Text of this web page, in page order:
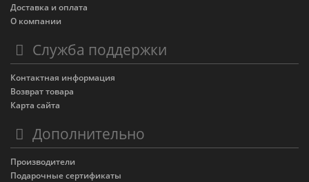
Доставка и оплата
О компании
Служба поддержки
Контактная информация
Возврат товара
Карта сайта
Дополнительно
Производители
Подарочные сертификаты